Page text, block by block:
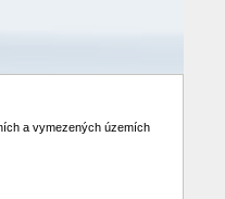
a vymezených územích